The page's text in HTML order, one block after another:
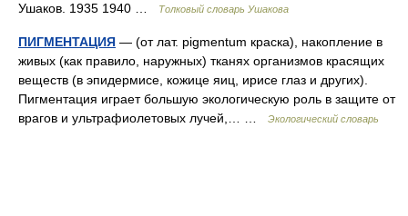
Ушаков. 1935 1940 …
Толковый словарь Ушакова
ПИГМЕНТАЦИЯ — (от лат. pigmentum краска), накопление в
живых (как правило, наружных) тканях организмов красящих
веществ (в эпидермисе, кожице яиц, ирисе глаз и других).
Пигментация играет большую экологическую роль в защите от
врагов и ультрафиолетовых лучей,… …
Экологический словарь